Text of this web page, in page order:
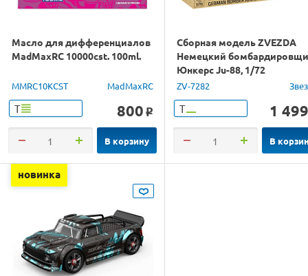
Масло для дифференциалов
MadMaxRC 10000cst. 100ml.
MMRC10KCST MadMaxRC
Т 800 o
В корзину
Сборная модель ZVEZDA
Немецкий
Юнкерс Ju-88, 1/72
ZV-7282
Т 1 499
В
новинка